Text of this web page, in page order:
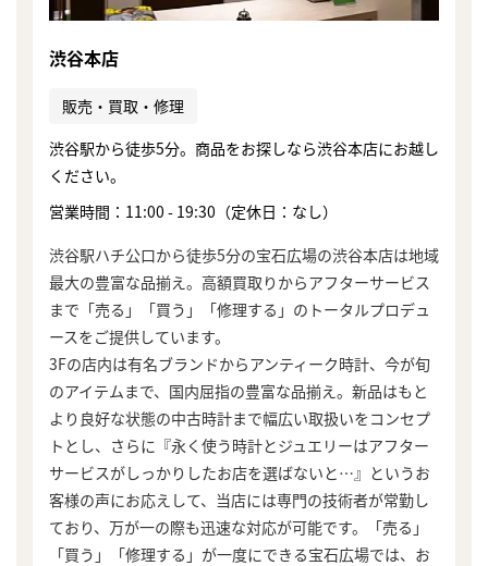
渋谷本店
販売・買取・修理
渋谷駅から徒歩5分。商品をお探しなら渋谷本店にお越し
ください。
営業時間：11:00 - 19:30（定休日：なし）
渋谷駅ハチ公口から徒歩5分の宝石広場の渋谷本店は地域
最大の豊富な品揃え。高額買取りからアフターサービス
まで「売る」「買う」「修理する」のトータルプロデュ
ースをご提供しています。
3Fの店内は有名ブランドからアンティーク時計、今が旬
のアイテムまで、国内屈指の豊富な品揃え。新品はもと
より良好な状態の中古時計まで幅広い取扱いをコンセプ
トとし、さらに『永く使う時計とジュエリーはアフター
サービスがしっかりしたお店を選ばないと…』というお
客様の声にお応えして、当店には専門の技術者が常勤し
ており、万が一の際も迅速な対応が可能です。「売る」
「買う」「修理する」が一度にできる宝石広場では、お